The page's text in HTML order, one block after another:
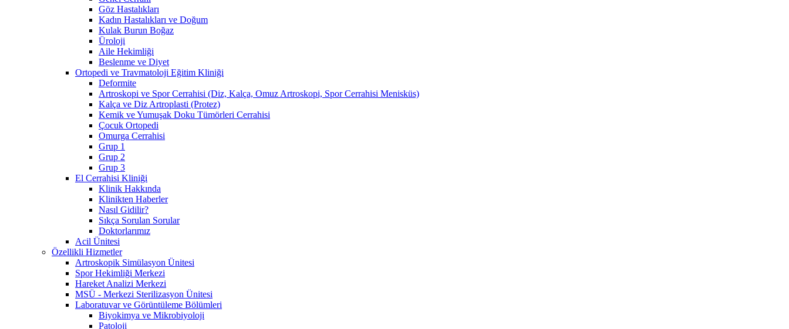
Göz Hastalıkları
Kadın Hastalıkları ve Doğum
Kulak Burun Boğaz
Üroloji
Aile Hekimliği
Beslenme ve Diyet
Ortopedi ve Travmatoloji Eğitim Kliniği
Deformite
Artroskopi ve Spor Cerrahisi (Diz, Kalça, Omuz Artroskopi, Spor Cerrahisi Menisküs)
Kalça ve Diz Artroplasti (Protez)
Kemik ve Yumuşak Doku Tümörleri Cerrahisi
Çocuk Ortopedi
Omurga Cerrahisi
Grup 1
Grup 2
Grup 3
El Cerrahisi Kliniği
Klinik Hakkında
Klinikten Haberler
Nasıl Gidilir?
Sıkça Sorulan Sorular
Doktorlarımız
Acil Ünitesi
Özellikli Hizmetler
Artroskopik Simülasyon Ünitesi
Spor Hekimliği Merkezi
Hareket Analizi Merkezi
MSÜ - Merkezi Sterilizasyon Ünitesi
Laboratuvar ve Görüntüleme Bölümleri
Biyokimya ve Mikrobiyoloji
Patoloji